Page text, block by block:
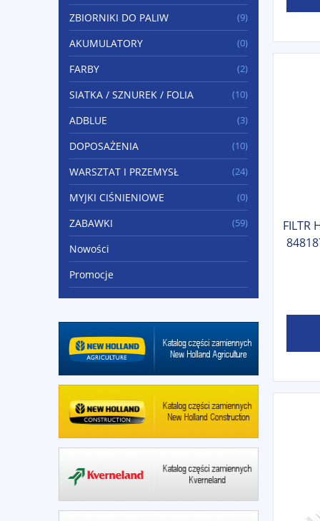
ZBIORNIKI DO PALIW (9)
AKUMULATORY (0)
FARBY (2)
SIATKA / SZNUREK / FOLIA (10)
ADBLUE (3)
DOPOSAŻENIA (10)
WARSZTAT I PRZEMYSŁ (24)
MYJKI CIŚNIENIOWE (0)
ZABAWKI (59)
Nowości
Promocje
FILTR